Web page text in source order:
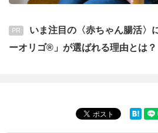
PR
いま注目の〈赤ちゃん腸活〉
ーオリゴ®」が選ばれる理由とは？